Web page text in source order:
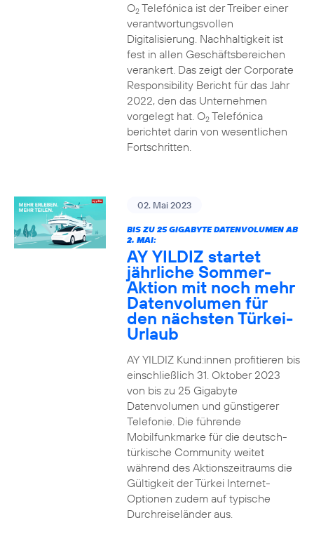
O2Telefónica ist der Treiber einer
verantwortungsvollen
Digitalisierung. Nachhaltigkeit ist
fest in allen Geschäftsbereichen
verankert. Das zeigt der Corporate
Responsibility Bericht für das Jahr
2022, den das Unternehmen
vorgelegt hat. O2Telefónica
berichtet darin von wesentlichen
Fortschritten.
02. Mai 2023
BIS ZU 25 GIGABYTE DATENVOLUMEN AB
2. MAI:
AY YILDIZ startet
jährliche Sommer-
Aktion mit noch mehr
Datenvolumen für
den nächsten Türkei-
Urlaub
AY YILDIZ Kund:innen profitieren bis
einschließlich 31. Oktober 2023
von bis zu 25 Gigabyte
Datenvolumen und günstigerer
Telefonie. Die führende
Mobilfunkmarke für die deutsch-
türkische Community weitet
während des Aktionszeitraums die
Gültigkeit der Türkei Internet-
Optionen zudem auf typische
Durchreiseländer aus.